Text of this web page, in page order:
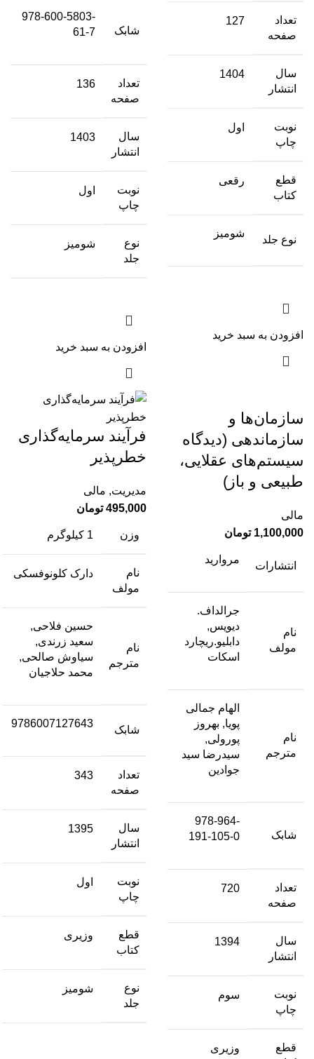
تعداد
صفحه
127
سال
انتشار
1404
نوبت
چاپ
اول
قطع
کتاب
رقعی
نوع جلد
شومیز
افزودن به سبد خرید
شابک
978-600-5803-
61-7
تعداد
صفحه
136
سال
انتشار
1403
نوبت
چاپ
اول
نوع
جلد
شومیز
افزودن به سبد خرید
سازمان‌ها و
سازماندهی (دیدگاه
سیستم‌های عقلایی،
طبیعی و باز)
مالی
1,100,000 تومان
انتشارات
مروارید
نام
مولف
جرالداف.
دیویس,
دابلیو.ریچارد
اسکات
نام
مترجم
الهام جمالی
پویا, بهروز
پورولی,
سیدرضا سید
جوادین
شابک
978-964-
191-105-0
تعداد
صفحه
720
سال
انتشار
1394
نوبت
چاپ
سوم
قطع
وزیری
فرآیند سرمایه‌گذاری
خطر‌پذیر
مدیریت, مالی
495,000 تومان
وزن 1 کیلوگرم
نام
مولف
دارک کلونوفسکی
نام
مترجم
حسین فلاحی,
سعید زرندی,
سیاوش صالحی,
محمد حلاجیان
شابک
9786007127643
تعداد
صفحه
343
سال
انتشار
1395
نوبت
چاپ
اول
قطع
کتاب
وزیری
نوع
جلد
شومیز